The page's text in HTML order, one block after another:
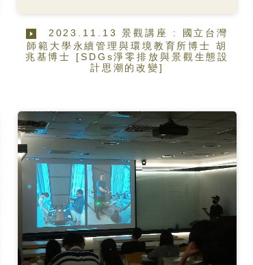
2023.11.13 景觀講座 : 國立台灣
師範大學永續管理與環境教育所博士 胡
兆基博士 [SDGs淨零排放與景觀生態設
計思潮的改變]